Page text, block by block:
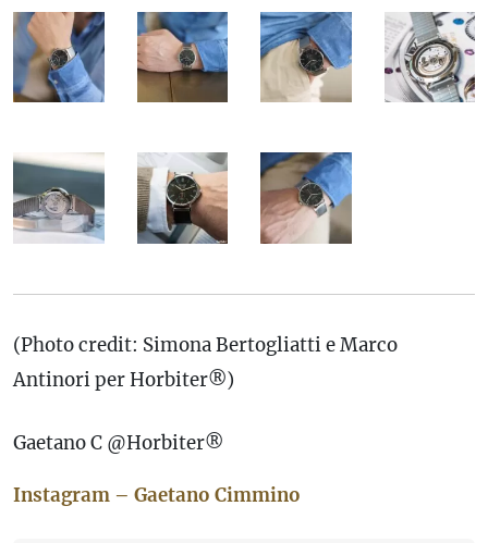
(Photo credit: Simona Bertogliatti e Marco
Antinori per Horbiter®)
Gaetano C @Horbiter®
Instagram – Gaetano Cimmino